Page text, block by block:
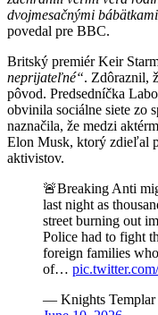
dvojmesačnými
povedal pre BBC.
Britský premiér Keir
neprijateľné“. Zdôraznil,
pôvod. Predsedníčka
obvinila sociálne siete zo
naznačila, že medzi
Elon Musk, ktorý zdieľal
aktivistov.
🚨Breaking Anti
last night as
street burning out
Police had to fight
foreign families
of…
— Knights Templar